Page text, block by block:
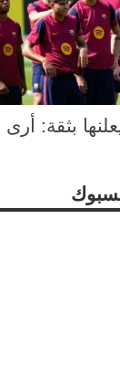
بثقة: